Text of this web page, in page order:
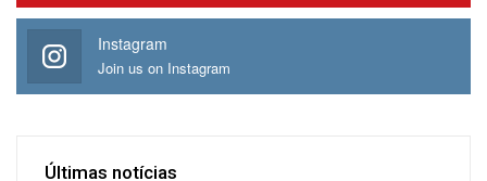
Instagram
Join us on Instagram
Últimas notícias